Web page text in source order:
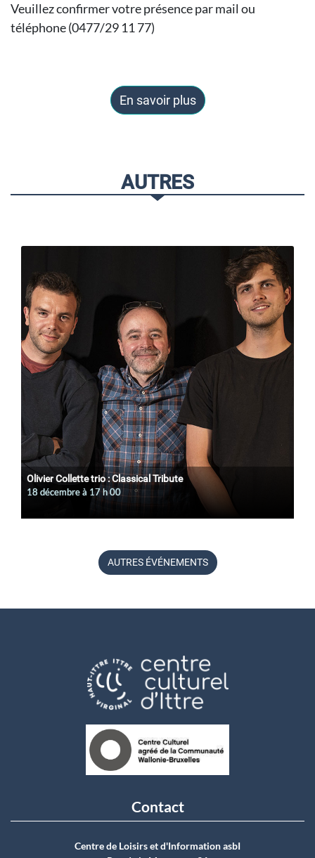
Veuillez confirmer votre présence par mail ou
téléphone (0477/29 11 77)
En savoir plus
AUTRES
Olivier Collette trio : Classical Tribute
18 décembre à 17 h 00
AUTRES ÉVÉNEMENTS
Contact
Centre de Loisirs et d'Information asbI